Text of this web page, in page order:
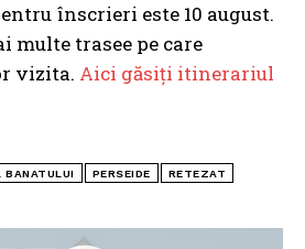
înscrieri este 10 august.
multe trasee pe care
vizita. Aici găsiți itinerariul
BANATULUI PERSEIDE RETEZAT